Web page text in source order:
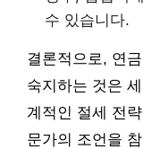
수 있습니다.
결론적으로, 연
숙지하는 것은
계적인 절세 전
문가의 조언을